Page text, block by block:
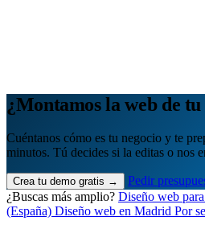
Quiero mi panel
¿Montamos la web de
Cuéntanos cómo es tu negocio y te
minutos. Tú decides si la editas o nos
Crea tu demo gratis →
Pedir
¿Buscas más amplio? Diseño web
(España) Diseño web en Madrid Por